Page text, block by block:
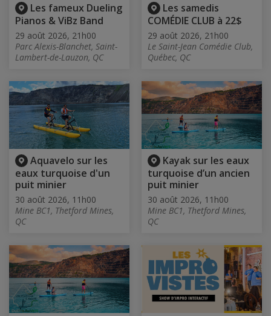
Les fameux Dueling
Pianos & ViBz Band
29 août 2026, 21h00
Parc Alexis-Blanchet, Saint-
Lambert-de-Lauzon, QC
Les samedis
COMÉDIE CLUB à 22$
29 août 2026, 21h00
Le Saint-Jean Comédie Club,
Québec, QC
Aquavelo sur les
eaux turquoise d'un
puit minier
30 août 2026, 11h00
Mine BC1, Thetford Mines,
QC
Kayak sur les eaux
turquoise d’un ancien
puit minier
30 août 2026, 11h00
Mine BC1, Thetford Mines,
QC